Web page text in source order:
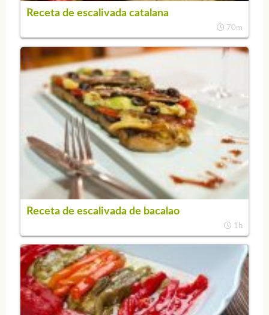
Receta de escalivada catalana
70m
Receta de escalivada de bacalao
1h